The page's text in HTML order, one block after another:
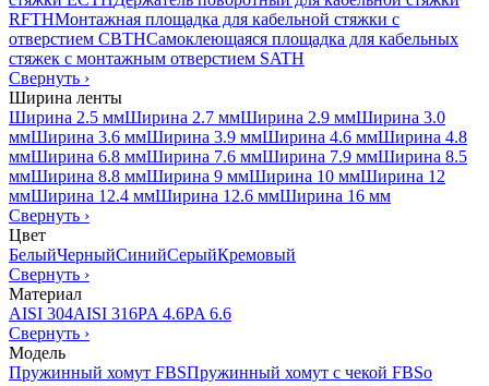
RFTHМонтажная площадка для кабельной стяжки с
отверстием CBTHСамоклеющаяся площадка для кабельных
стяжек с монтажным отверстием SATH
Свернуть ›
Ширина ленты
Ширина 2.5 ммШирина 2.7 ммШирина 2.9 ммШирина 3.0
ммШирина 3.6 ммШирина 3.9 ммШирина 4.6 ммШирина 4.8
ммШирина 6.8 ммШирина 7.6 ммШирина 7.9 ммШирина 8.5
ммШирина 8.8 ммШирина 9 ммШирина 10 ммШирина 12
ммШирина 12.4 ммШирина 12.6 ммШирина 16 мм
Свернуть ›
Цвет
БелыйЧерныйСинийСерыйКремовый
Свернуть ›
Материал
AISI 304AISI 316PA 4.6PA 6.6
Свернуть ›
Модель
Пружинный хомут FBSПружинный хомут с чекой FBSo